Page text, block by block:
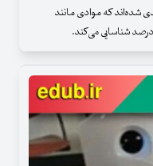
که موادی مانند